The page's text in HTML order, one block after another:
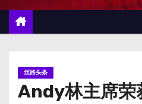
丝路头条
Andy林主席荣